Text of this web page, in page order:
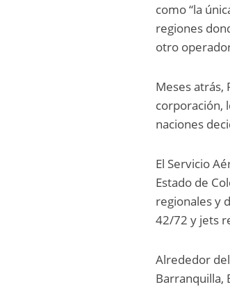
como “la
regiones
otro
Meses atrás,
corporación,
naciones
El Servicio
Estado de
regionales y
42/72 y jets
Alrededor
Barranquilla,